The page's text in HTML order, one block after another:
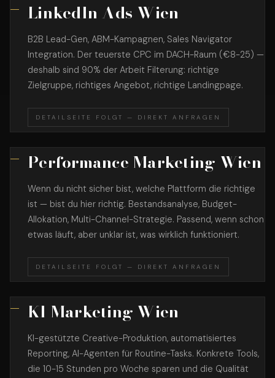
LinkedIn Ads Wien
B2B Lead-Gen, ABM-Kampagnen, Sales Navigator
Integration. Der teuerste CPC im DACH-Raum (€8-25) —
deshalb sind 90% der Arbeit Filterung: richtige
Zielgruppe, richtiges Angebot, richtige Landingpage.
DETAILSEITE FOLGT — DIREKT ANFRAGEN
Performance Marketing Wien
Wenn du nicht sicher bist, welche Plattform die richtige
ist — bist du hier richtig. Bestandsanalyse, Budget-
Allokation, Multi-Channel-Strategie. Passend, wenn schon
etwas läuft, aber unklar ist, was wirklich funktioniert.
DETAILSEITE FOLGT — DIREKT ANFRAGEN
KI Marketing Wien
KI-gestützte Creative-Produktion, automatisiertes
Reporting, AI-Agenten für Routine-Tasks. Konkrete Tools,
die 10-15 Stunden pro Woche sparen und die Qualität